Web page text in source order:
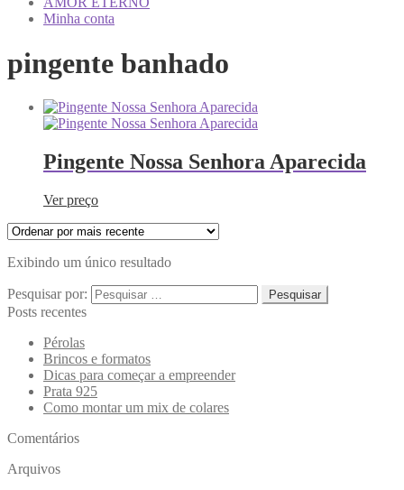
Minha conta
pingente banhado
Pingente Nossa Senhora Aparecida
Ver preço
Exibindo um único resultado
Pesquisar por:
Posts recentes
Pérolas
Brincos e formatos
Dicas para começar a empreender
Prata 925
Como montar um mix de colares
Comentários
Arquivos